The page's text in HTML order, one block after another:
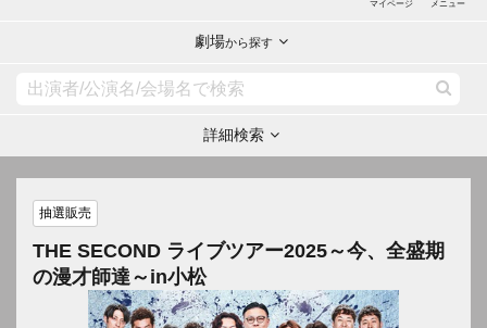
マイページ メニュー
劇場から探す
詳細検索
抽選販売
THE SECOND ライブツアー2025～今、全盛期
の漫才師達～in小松